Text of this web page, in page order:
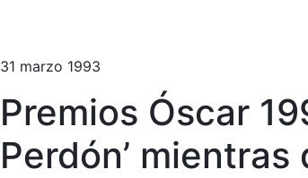
31 marzo 1993
Premios Óscar
Perdón’